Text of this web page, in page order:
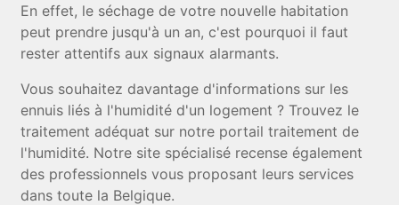
En effet, le séchage de votre nouvelle habitation
peut prendre jusqu'à un an, c'est pourquoi il faut
rester attentifs aux signaux alarmants.
Vous souhaitez davantage d'informations sur les
ennuis liés à l'humidité d'un logement ? Trouvez le
traitement adéquat sur notre portail traitement de
l'humidité. Notre site spécialisé recense également
des professionnels vous proposant leurs services
dans toute la Belgique.